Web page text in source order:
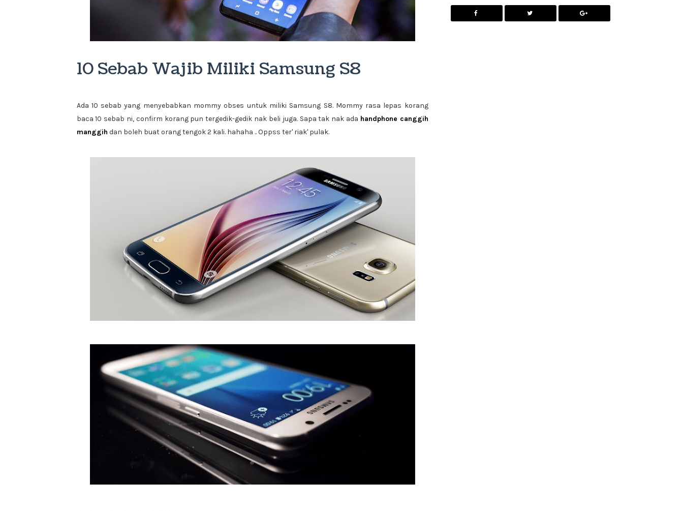
10 Sebab Wajib Miliki Samsung S8
Ada 10 sebab yang menyebabkan mommy obses untuk miliki Samsung S8. Mommy rasa lepas korang
baca 10 sebab ni, confirm korang pun tergedik-gedik nak beli juga. Sapa tak nak ada handphone canggih
manggih dan boleh buat orang tengok 2 kali. hahaha .. Oppss ter' riak' pulak.